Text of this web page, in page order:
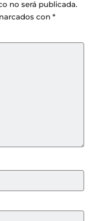
no será publicada.
con *